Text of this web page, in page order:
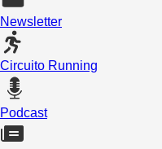
Newsletter
Circuito Running
Podcast